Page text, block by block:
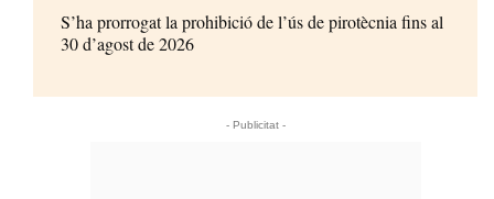
S’ha prorrogat la prohibició de l’ús de pirotècnia fins al
30 d’agost de 2026
- Publicitat -